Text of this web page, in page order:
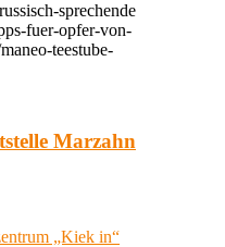
sprechende
fuer-opfer-von-
teestube-
Marzahn
„Kiek in“